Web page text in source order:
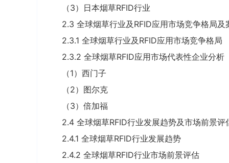
（3）日本烟草RFID行业
2.3 全球烟草行业及RFID应用市场竞争格局及
2.3.1 全球烟草行业及RFID应用市场竞争格局
2.3.2 全球烟草RFID应用市场代表性企业分析
（1）西门子
（2）图尔克
（3）倍加福
2.4 全球烟草RFID行业发展趋势及市场前景评
2.4.1 全球烟草RFID行业发展趋势
2.4.2 全球烟草RFID行业市场前景评估